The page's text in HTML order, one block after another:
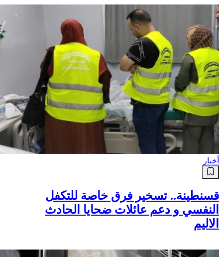
أخبار
قسنطينة.. تسخير فرق خاصة للتكفل
النفسي و دعم عائلات ضحايا الحادث
الاليم